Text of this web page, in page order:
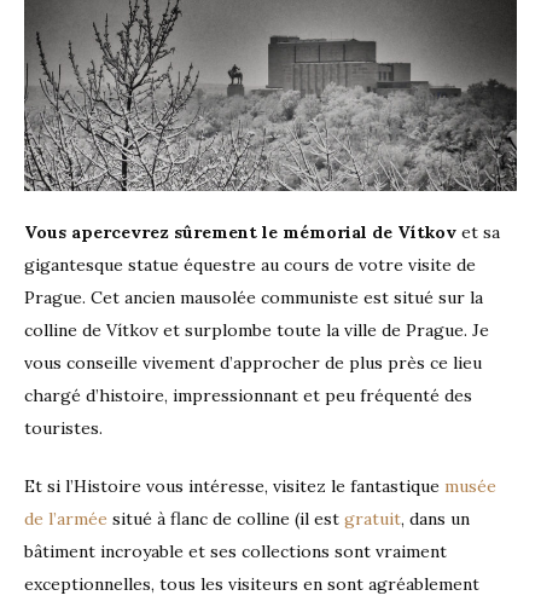
et
un
joli
Vous apercevrez sûrement le mémorial de Vítkov et sa
gigantesque statue équestre au cours de votre visite de
Prague. Cet ancien mausolée communiste est situé sur la
colline de Vítkov et surplombe toute la ville de Prague. Je
vous conseille vivement d’approcher de plus près ce lieu
chargé d’histoire, impressionnant et peu fréquenté des
touristes.
Et si l’Histoire vous intéresse, visitez le fantastique musée
de l’armée situé à flanc de colline (il est gratuit, dans un
bâtiment incroyable et ses collections sont vraiment
exceptionnelles, tous les visiteurs en sont agréablement